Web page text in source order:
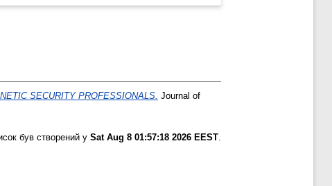
SECURITY PROFESSIONALS. Journal of
був створений у Sat Aug 8 01:57:18 2026 EEST